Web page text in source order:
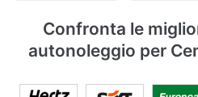
Confronta le
autonoleggio per